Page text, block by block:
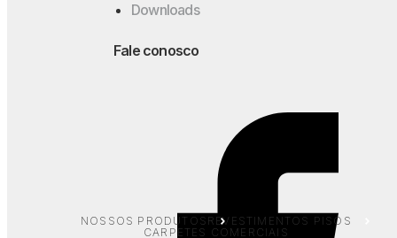
Downloads
Fale conosco
Belgotex Shadow
Vívido sombrear
NOSSOS PRODUTOS REVESTIMENTOS PISOS
CARPETES COMERCIAIS